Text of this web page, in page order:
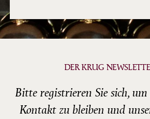
DER KRUG
Bitte registrieren Sie sich,
Kontakt zu bleiben und